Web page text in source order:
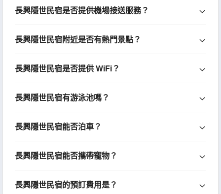
長興隱世民宿是否提供機場接送服務？
長興隱世民宿附近是否有熱門景點？
長興隱世民宿是否提供 WiFi？
長興隱世民宿有游泳池嗎？
長興隱世民宿能否泊車？
長興隱世民宿能否攜帶寵物？
長興隱世民宿的預訂費用是？